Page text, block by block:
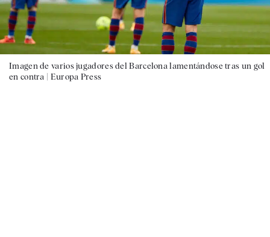
Imagen de varios jugadores del Barcelona lamentándose tras un gol
en contra | Europa Press